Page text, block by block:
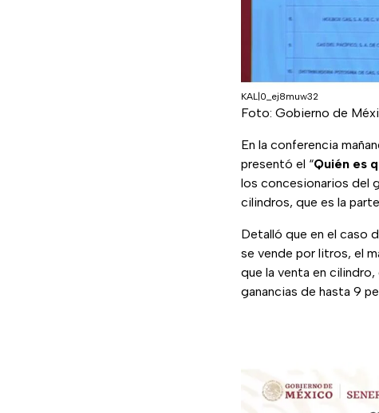
KAL|0_ej8muw32
Foto: Gobierno de
En la conferencia
presentó el “Quién es
los concesionarios del
cilindros, que es la
Detalló que en el caso
se vende por litros, el
que la venta en
ganancias de hasta 9